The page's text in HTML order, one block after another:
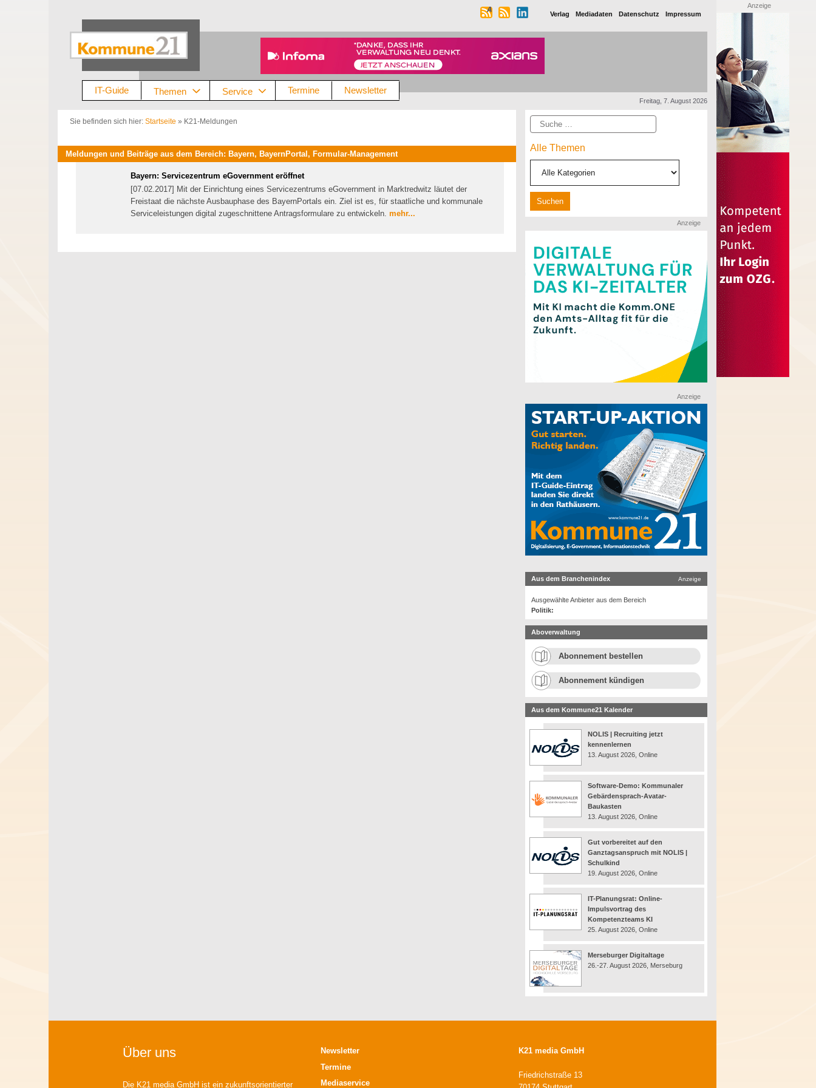
Verlag Mediadaten Datenschutz Impressum
IT-Guide Themen Service Termine Newsletter
Freitag, 7. August 2026
Sie befinden sich hier: Startseite » K21-Meldungen
Meldungen und Beiträge aus dem Bereich: Bayern, BayernPortal, Formular-Management
Bayern: Servicezentrum eGovernment eröffnet
[07.02.2017] Mit der Einrichtung eines Servicezentrums eGovernment in Marktredwitz läutet der
Freistaat die nächste Ausbauphase des BayernPortals ein. Ziel ist es, für staatliche und kommunale
Serviceleistungen digital zugeschnittene Antragsformulare zu entwickeln. mehr...
Suche
Alle Themen
Anzeige
Anzeige
Aus dem Branchenindex Anzeige
Ausgewählte Anbieter aus dem Bereich
Politik:
Aboverwaltung
Abonnement bestellen
Abonnement kündigen
Aus dem Kommune21 Kalender
NOLIS | Recruiting jetzt
kennenlernen
13. August 2026, Online
Software-Demo: Kommunaler
Gebärdensprach-Avatar-
Baukasten
13. August 2026, Online
Gut vorbereitet auf den
Ganztagsanspruch mit NOLIS |
Schulkind
19. August 2026, Online
IT-Planungsrat: Online-
Impulsvortrag des
Kompetenzteams KI
25. August 2026, Online
Merseburger Digitaltage
26.-27. August 2026, Merseburg
Anzeige
Über uns
Die K21 media GmbH ist ein zukunftsorientierter
Newsletter
Termine
Mediaservice
K21 media GmbH
Friedrichstraße 13